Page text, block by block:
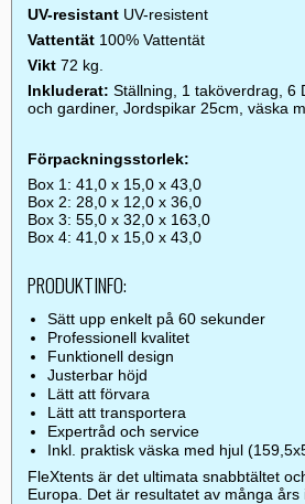
UV-resistant UV-resistent
Vattentät 100% Vattentät
Vikt 72 kg.
Inkluderat: Ställning, 1 taköverdrag, 6
och gardiner, Jordspikar 25cm, väska
Förpackningsstorlek:
Box 1: 41,0 x 15,0 x 43,0
Box 2: 28,0 x 12,0 x 36,0
Box 3: 55,0 x 32,0 x 163,0
Box 4: 41,0 x 15,0 x 43,0
PRODUKTINFO:
Sätt upp enkelt på 60 sekunder
Professionell kvalitet
Funktionell design
Justerbar höjd
Lätt att förvara
Lätt att transportera
Expertråd och service
Inkl. praktisk väska med hjul
FleXtents är det ultimata snabbtältet
Europa. Det är resultatet av många års